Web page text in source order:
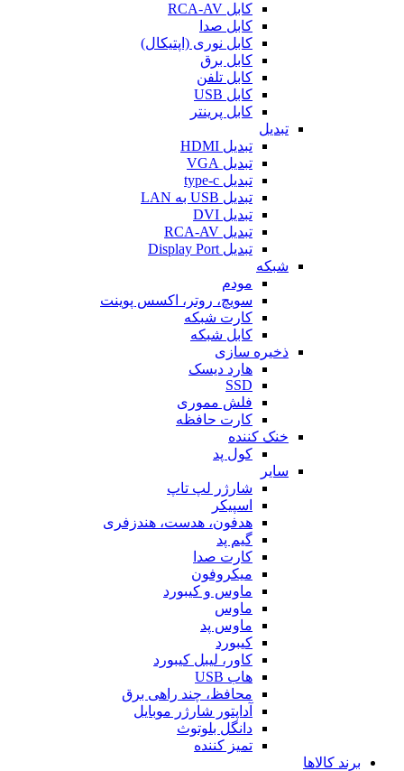
کابل RCA-AV
کابل صدا
کابل نوری (اپتیکال)
کابل برق
کابل تلفن
کابل USB
کابل پرینتر
تبدیل
تبدیل HDMI
تبدیل VGA
تبدیل type-c
تبدیل USB به LAN
تبدیل DVI
تبدیل RCA-AV
تبدیل Display Port
شبکه
مودم
سویچ، روتر، اکسس پوینت
کارت شبکه
کابل شبکه
ذخیره سازی
هارد دیسک
SSD
فلش مموری
کارت حافظه
خنک کننده
کول پد
سایر
شارژر لپ تاپ
اسپیکر
هدفون، هدست، هندزفری
گیم پد
کارت صدا
میکروفون
ماوس و کیبورد
ماوس
ماوس پد
کیبورد
کاور، لیبل کیبورد
هاب USB
محافظ، چند راهی برق
آداپتور شارژر موبایل
دانگل بلوتوث
تمیز کننده
برند کالاها